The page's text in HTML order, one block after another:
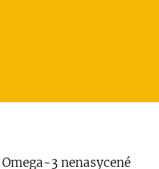
3 nenasycené